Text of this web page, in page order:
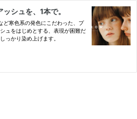
シュを、1本で。
ど寒色系の発色にこだわった、プ
ュをはじめとする、表現が困難だ
っかり染め上げます。